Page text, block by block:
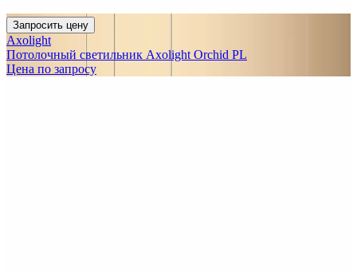
Запросить цену
Axolight
Потолочный светильник Axolight Orchid PL
Цена по запросу